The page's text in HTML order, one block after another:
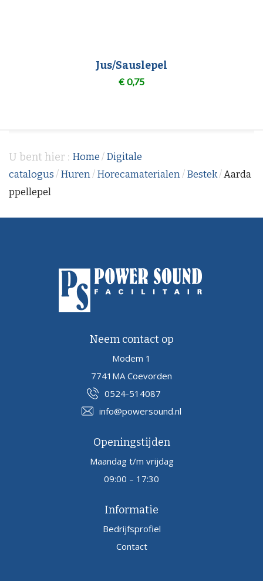
Jus/Sauslepel
€ 0,75
U bent hier : Home / Digitale
catalogus / Huren/ Horecamaterialen/ Bestek/Aarda
ppellepel
Neem contact op
Modem 1
7741MA Coevorden
0524-514087
info@powersound.nl
Openingstijden
Maandag t/m vrijdag
09:00 – 17:30
Informatie
Bedrijfsprofiel
Contact